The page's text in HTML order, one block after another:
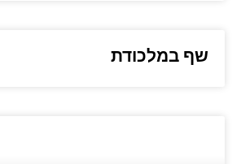
שף במלכודת